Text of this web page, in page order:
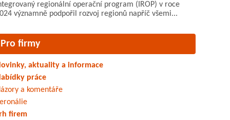
regionální operační program (IROP) v roce
významně podpořil rozvoj regionů napříč všemi...
Pro firmy
aktuality a informace
práce
a komentáře
firem